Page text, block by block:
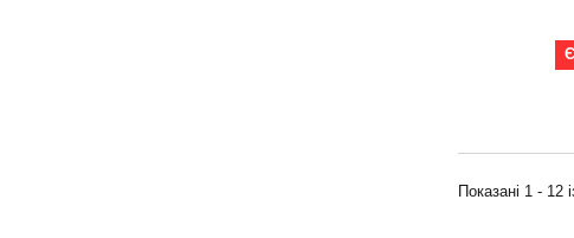
Показані 1 - 12